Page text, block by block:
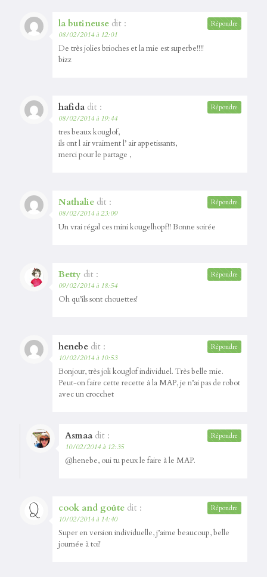
la butineuse dit :
08/02/2014 à 12:01
De très jolies brioches et la mie est superbe!!!!
bizz
Répondre
hafida dit :
08/02/2014 à 19:44
tres beaux kouglof,
ils ont l air vraiment l’ air appetissants,
merci pour le partage ,
Répondre
Nathalie dit :
08/02/2014 à 23:09
Un vrai régal ces mini kougelhopf!! Bonne soirée
Répondre
Betty dit :
09/02/2014 à 18:54
Oh qu’ils sont chouettes!
Répondre
henebe dit :
10/02/2014 à 10:53
Bonjour, très joli kouglof individuel. Très belle mie.
Peut-on faire cette recette à la MAP, je n’ai pas de robot
avec un crocchet
Répondre
Asmaa dit :
10/02/2014 à 12:35
@henebe, oui tu peux le faire à le MAP.
Répondre
cook and goûte dit :
10/02/2014 à 14:40
Super en version individuelle, j’aime beaucoup, belle
journée à toi!
Répondre